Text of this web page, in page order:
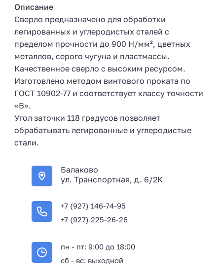
Описание
Сверло предназначено для обработки
легированных и углеродистых сталей с
пределом прочности до 900 Н/мм², цветных
металлов, серого чугуна и пластмассы.
Качественное сверло с высоким ресурсом.
Изготовлено методом винтового проката по
ГОСТ 10902-77 и соответствует классу точности
«В».
Угол заточки 118 градусов позволяет
обрабатывать легированные и углеродистые
стали.
Балаково
ул. Транспортная, д. 6/2К
+7 (927) 146-74-95
+7 (927) 225-26-26
пн - пт: 9:00 до 18:00
сб - вс: выходной